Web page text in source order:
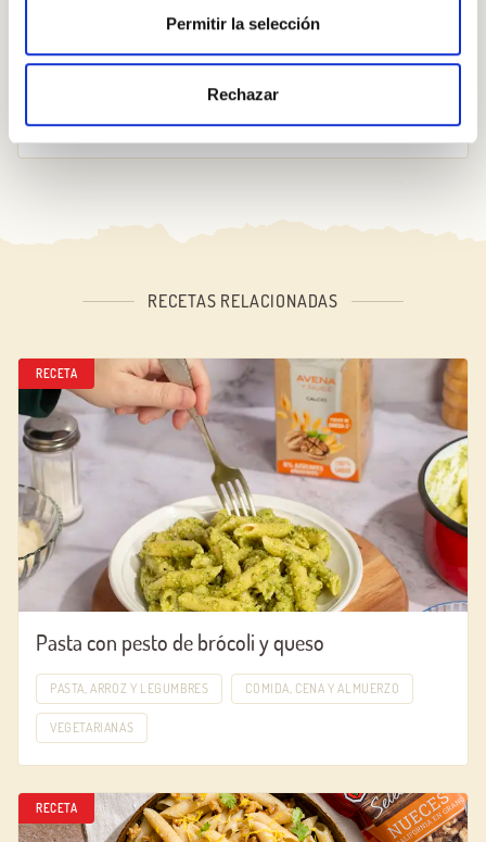
Permitir la selección
Rechazar
¡Nada mejor que tener la receta en tu
RECETAS RELACIONADAS
RECETA
Pasta con pesto de brócoli y queso
PASTA, ARROZ Y LEGUMBRES COMIDA, CENA Y ALMUERZO
VEGETARIANAS
RECETA